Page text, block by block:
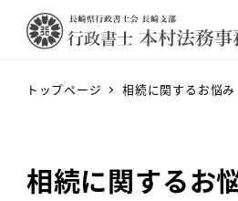
トップページ 相続に関するお悩み
相続に関するお